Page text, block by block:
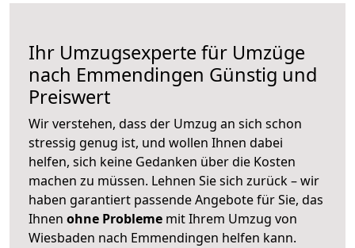
Ihr Umzugsexperte für Umzüge
nach Emmendingen Günstig und
Preiswert
Wir verstehen, dass der Umzug an sich schon
stressig genug ist, und wollen Ihnen dabei
helfen, sich keine Gedanken über die Kosten
machen zu müssen. Lehnen Sie sich zurück – wir
haben garantiert passende Angebote für Sie, das
Ihnen ohne Probleme mit Ihrem Umzug von
Wiesbaden nach Emmendingen helfen kann.